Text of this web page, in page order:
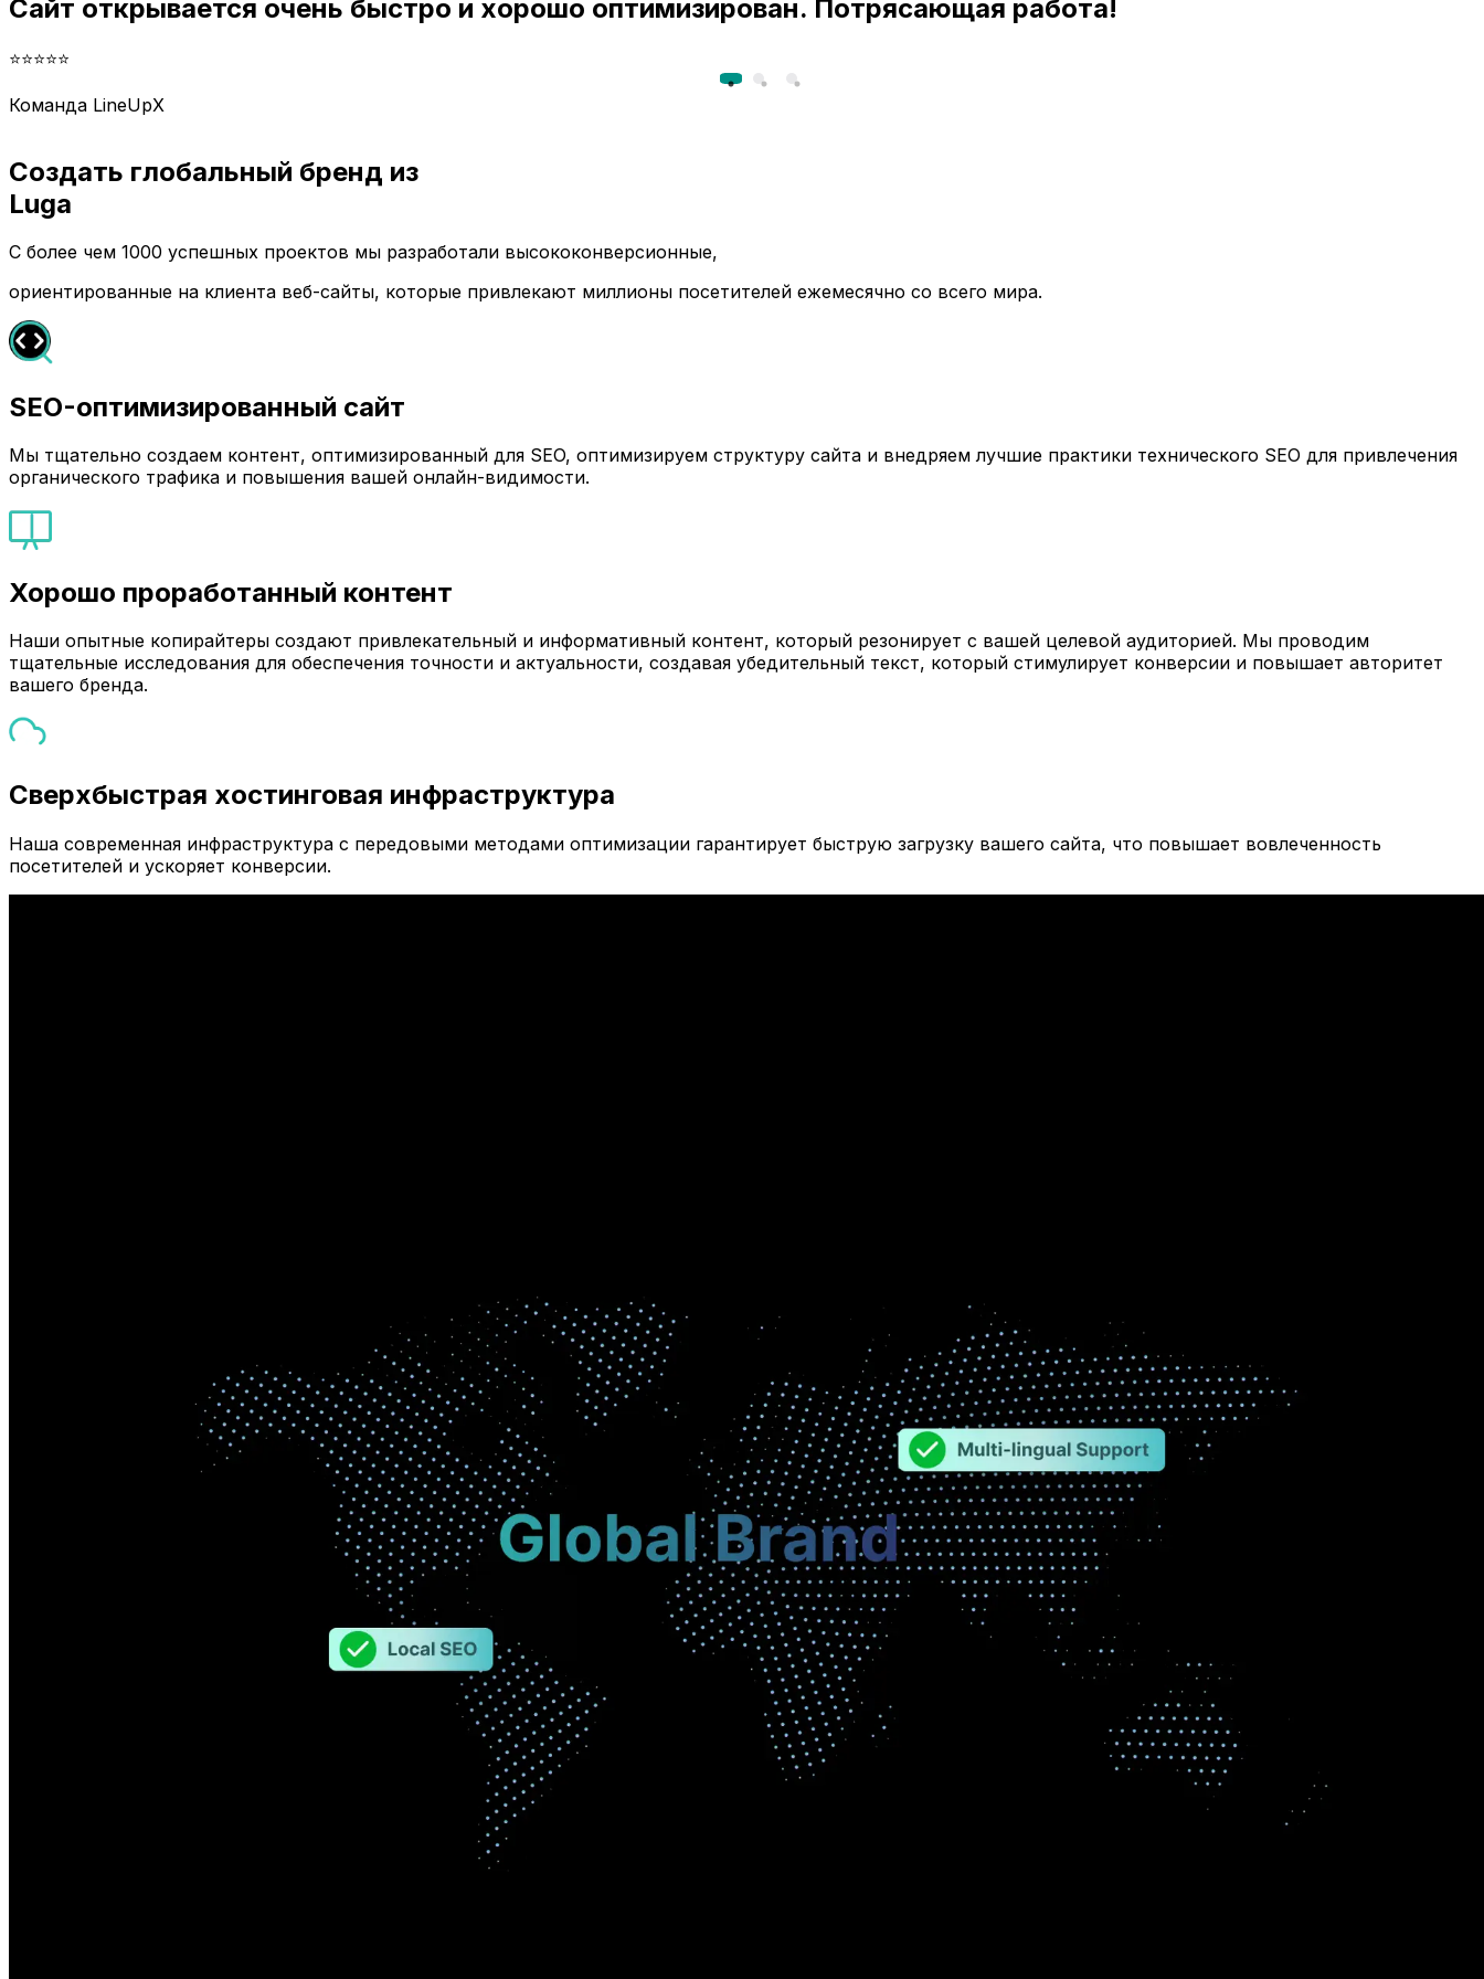
Сайт открывается очень быстро и хорошо оптимизирован. Потрясающая работа!
⭐⭐⭐⭐⭐
Команда LineUpX
Создать глобальный бренд из
Luga
С более чем 1000 успешных проектов мы разработали высококонверсионные,
ориентированные на клиента веб-сайты, которые привлекают миллионы посетителей ежемесячно со всего мира.
SEO-оптимизированный сайт
Мы тщательно создаем контент, оптимизированный для SEO, оптимизируем структуру сайта и внедряем лучшие практики технического SEO для привлечения
органического трафика и повышения вашей онлайн-видимости.
Хорошо проработанный контент
Наши опытные копирайтеры создают привлекательный и информативный контент, который резонирует с вашей целевой аудиторией. Мы проводим
тщательные исследования для обеспечения точности и актуальности, создавая убедительный текст, который стимулирует конверсии и повышает авторитет
вашего бренда.
Сверхбыстрая хостинговая инфраструктура
Наша современная инфраструктура с передовыми методами оптимизации гарантирует быструю загрузку вашего сайта, что повышает вовлеченность
посетителей и ускоряет конверсии.